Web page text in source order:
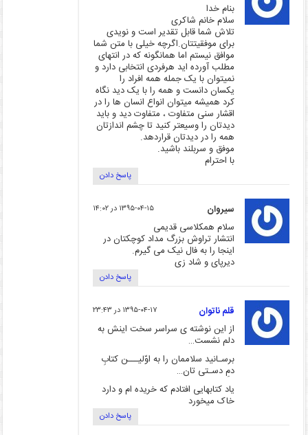
بنام خدا
سلام خانم شاکری
تلاش شما قابل تقدیر است و نویدی
برای موفقیتتان.اگرچه خیلی با متن شما
موافق نیستم اما همانگونه که در انتهای
مطلب آورده اید هرفردی انتخابی دارد و
نمیتوان با یک جمله همه افراد را
یکسان دانست و همه را با یک دید نگاه
کرد همیشه میتوان انواع انسان ها را در
اقشار سنی متفاوت ، متفاوت دید و باید
دیدتان را وسیعتر کنید تا چشم اندازتان
همه را در دیدتان قراردهد.
موفق و سربلند باشید.
با احترام
پاسخ دادن
سیروان ۱۳۹۵-۰۴-۱۵ در ۱۴:۰۲
سلام همکلاسی قدیمی
انتشار تراوش بزرگ مداد کوچکتان در
اینجا را به فال نیک می گیرم.
دیرپای و شاد زی
پاسخ دادن
قلم ناتوان ۱۳۹۵-۰۴-۱۷ در ۲۳:۴۳
از این نوشته ی سراسر سخت اینش به
دلم نشست…
برسـانید سلاممان را به اوّلیـــن کتابِ
دمِ دسـتی تان…
یاد کتابهایی افتادم که خریده ام و دارد
خاک میخورد
پاسخ دادن